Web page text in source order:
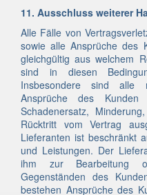
11. Ausschluss weiterer
Alle Fälle von
sowie alle Ansprüche des
gleichgültig aus welchem
sind in diesen
Insbesondere sind alle
Ansprüche des
Schadenersatz,
Rücktritt vom Vertrag
Lieferanten ist beschränkt
und Leistungen. Der
ihm zur Bearbeitung
Gegenständen des
bestehen Ansprüche des